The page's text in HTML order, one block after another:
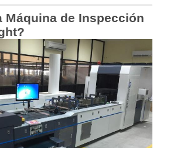
Máquina de Inspección